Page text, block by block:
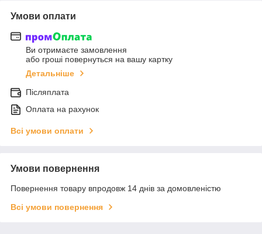
Умови оплати
Ви отримаєте замовлення
або гроші повернуться на вашу картку
Детальніше
Післяплата
Оплата на рахунок
Всі умови оплати
Умови повернення
Повернення товару впродовж 14 днів за домовленістю
Всі умови повернення